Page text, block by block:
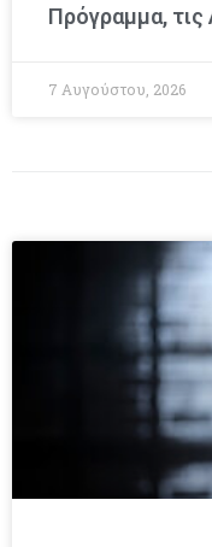
Πρόγραμμα, τις
7 Αυγούστου, 2026